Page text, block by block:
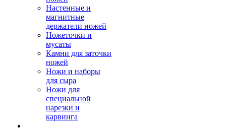
Настенные и
магнитные
держатели ножей
Ножеточки и
мусаты
Камни для заточки
ножей
Ножи и наборы
для сыра
Ножи для
специальной
нарезки и
карвинга